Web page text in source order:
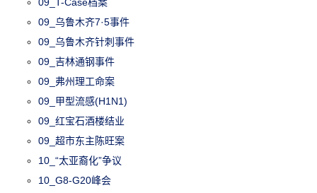
09_乌鲁木齐7·5事件
09_乌鲁木齐针刺事件
09_吉林通钢事件
09_弗州理工命案
09_甲型流感(H1N1)
09_红宝石酒楼结业
09_超市东主陈旺案
10_“太亚裔化”争议
10_G8-G20峰会